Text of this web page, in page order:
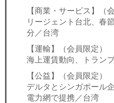
【商業・サービス】（
リージェント台北、春
分／台湾
【運輸】（会員限定）
海上運賃動向、トラン
【公益】（会員限定）
デルタとシンガポール
電力網で提携／台湾